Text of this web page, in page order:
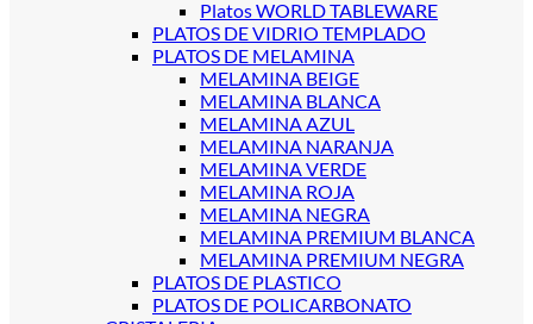
Platos WORLD TABLEWARE
PLATOS DE VIDRIO TEMPLADO
PLATOS DE MELAMINA
MELAMINA BEIGE
MELAMINA BLANCA
MELAMINA AZUL
MELAMINA NARANJA
MELAMINA VERDE
MELAMINA ROJA
MELAMINA NEGRA
MELAMINA PREMIUM BLANCA
MELAMINA PREMIUM NEGRA
PLATOS DE PLASTICO
PLATOS DE POLICARBONATO